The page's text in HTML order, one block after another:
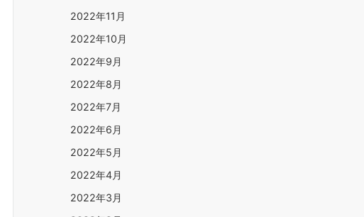
2022年11月
2022年10月
2022年9月
2022年8月
2022年7月
2022年6月
2022年5月
2022年4月
2022年3月